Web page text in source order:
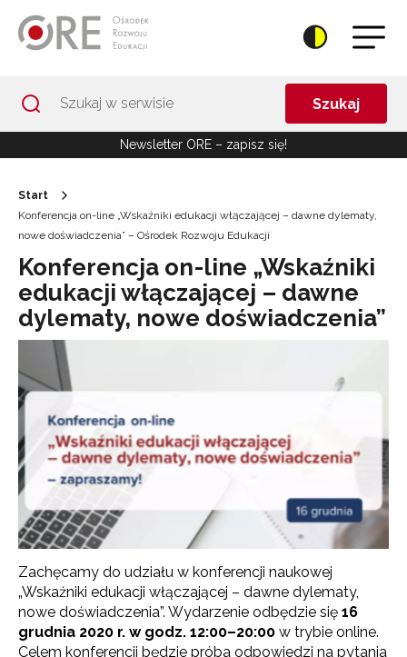
Szukaj
Newsletter ORE – zapisz się!
Start
Konferencja on-line „Wskaźniki edukacji włączającej – dawne dylematy,
nowe doświadczenia” – Ośrodek Rozwoju Edukacji
Konferencja on-line „Wskaźniki
edukacji włączającej – dawne
dylematy, nowe doświadczenia”
Zachęcamy do udziału w konferencji naukowej
„Wskaźniki edukacji włączającej – dawne dylematy,
nowe doświadczenia”. Wydarzenie odbędzie się 16
grudnia 2020 r. w godz. 12:00–20:00 w trybie online.
Celem konferencji będzie próba odpowiedzi na pytania